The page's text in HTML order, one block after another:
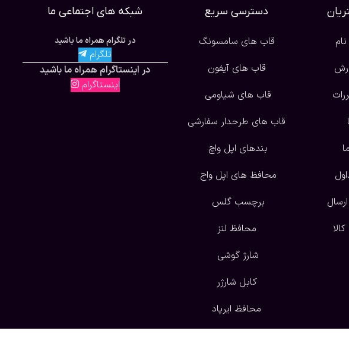
دسترسی سریع
قاب های سامسونگ
قاب های آیفون
قاب های شیاومی
قاب های طرحدار سفارشی
بندهای اپل واچ
محافظ های اپل واج
برچسب گلس
محافظ لنز
شارژ گوشی
کابل شارژر
محافظ ایرپاد
شبکه های اجتماعی ما
در تلگرام همراه ما باشید
تلگرام
در اینستاگرام همراه ما باشید
اینستاگرام